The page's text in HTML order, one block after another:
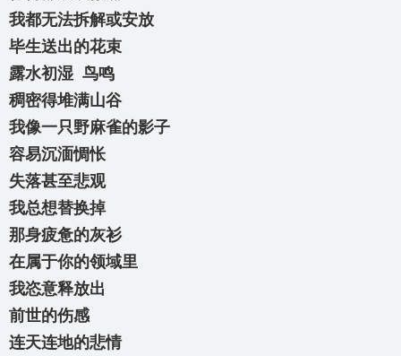
我都无法拆解或安放
毕生送出的花束
露水初湿 鸟鸣
稠密得堆满山谷
我像一只野麻雀的影子
容易沉湎惆怅
失落甚至悲观
我总想替换掉
那身疲惫的灰衫
在属于你的领域里
我恣意释放出
前世的伤感
连天连地的悲情